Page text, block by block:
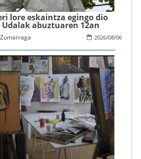
lore eskaintza egingo dio
abuztuaren 12an
2026/08/06